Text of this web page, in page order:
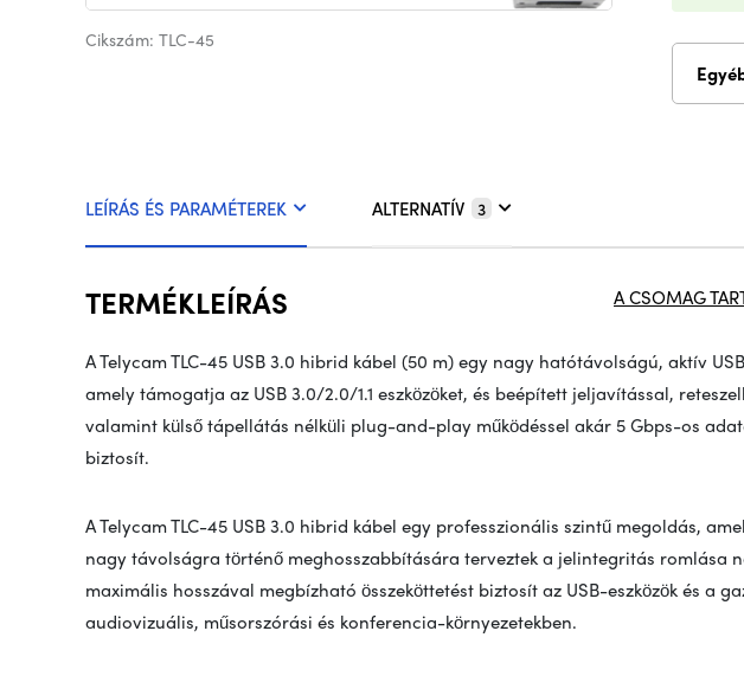
Cikszám: TLC-45
LEÍRÁS ÉS PARAMÉTEREK ALTERNATÍV 3
A CSOMAG
TERMÉKLEÍRÁS
A Telycam TLC-45 USB 3.0 hibrid kábel (50 m) egy nagy hatótávolságú, aktív
amely támogatja az USB 3.0/2.0/1.1 eszközöket, és beépített jeljavítással,
valamint külső tápellátás nélküli plug-and-play működéssel akár 5 Gbps-os
biztosít.
A Telycam TLC-45 USB 3.0 hibrid kábel egy professzionális szintű megoldás,
nagy távolságra történő meghosszabbítására terveztek a jelintegritás romlása
maximális hosszával megbízható összeköttetést biztosít az USB-eszközök és a
audiovizuális, műsorszórási és konferencia-környezetekben.